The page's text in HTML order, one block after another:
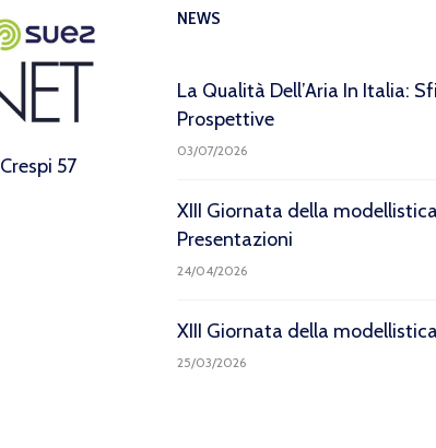
57
NEWS
La Qualità Dell’Aria In Italia:
Prospettive
03/07/2026
XIII Giornata della
Presentazioni
24/04/2026
XIII Giornata della
25/03/2026